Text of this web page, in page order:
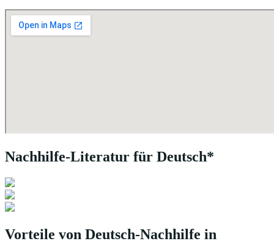
Nachhilfe-Literatur für Deutsch*
Vorteile von Deutsch-Nachhilfe in